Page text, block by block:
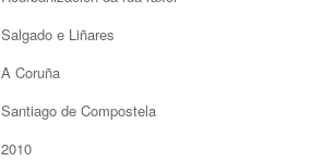
Salgado e Liñares
A Coruña
Santiago de Compostela
2010